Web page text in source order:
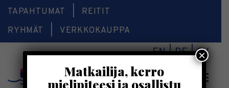
TAPAHTUMAT
REITIT
RYHMÄT
VERKKOKAUPPA
EN DE SV
Matkailija, kerro
mielipiteesi ja osallistu
×